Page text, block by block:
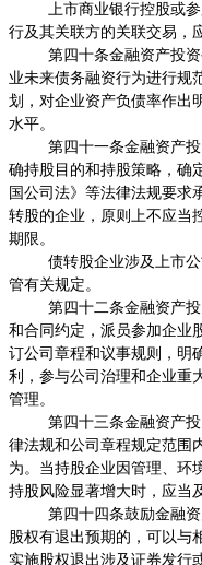
上市商业银行控股或
行及其关联方的关联交易，
第四十条金融资产投
业未来债务融资行为进行规
划，对企业资产负债率作出
水平。
第四十一条金融资产
确持股目的和持股策略，确
国公司法》等法律法规要求
转股的企业，原则上不应当
期限。
债转股企业涉及上市
管有关规定。
第四十二条金融资产
和合同约定，派员参加企业
订公司章程和议事规则，明
利，参与公司治理和企业重
管理。
第四十三条金融资产
律法规和公司章程规定范围
为。当持股企业因管理、环
持股风险显著增大时，应当
第四十四条鼓励金融
股权有退出预期的，可以与
实施股权退出涉及证券发行